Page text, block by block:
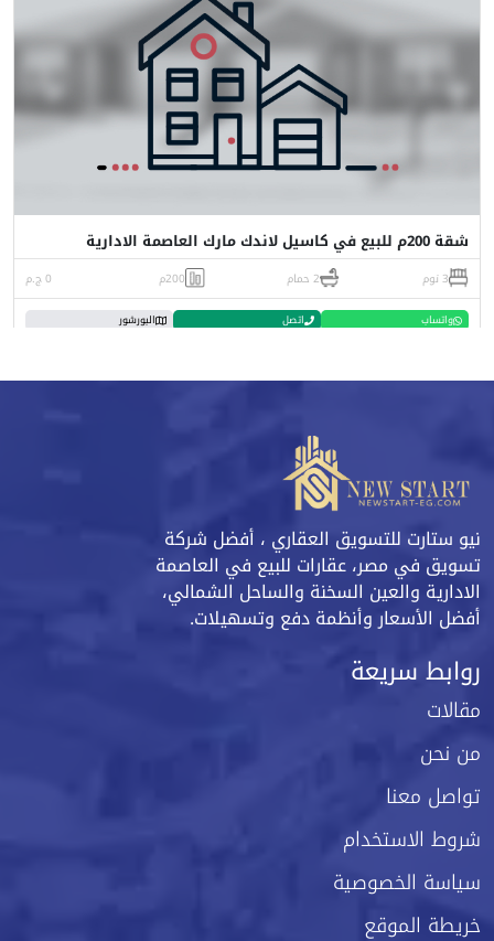
شقة 200م للبيع في كاسيل لاندك مارك العاصمة الادارية
3 نوم 2 حمام 200م 0 ج.م
واتساب اتصل البورشور
نيو ستارت للتسويق العقاري ، أفضل شركة
تسويق في مصر، عقارات للبيع في العاصمة
الادارية والعين السخنة والساحل الشمالي،
أفضل الأسعار وأنظمة دفع وتسهيلات.
روابط سريعة
مقالات
من نحن
تواصل معنا
شروط الاستخدام
سياسة الخصوصية
خريطة الموقع